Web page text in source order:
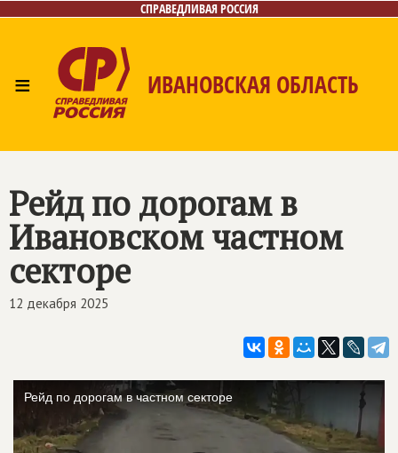
СПРАВЕДЛИВАЯ РОССИЯ
≡ ИВАНОВСКАЯ ОБЛАСТЬ
Рейд по дорогам в
Ивановском частном
секторе
12 декабря 2025